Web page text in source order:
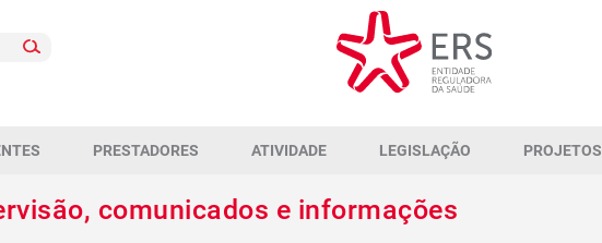
PRESTADORES ATIVIDADE LEGISLAÇÃO PROJETOS
comunicados e informações